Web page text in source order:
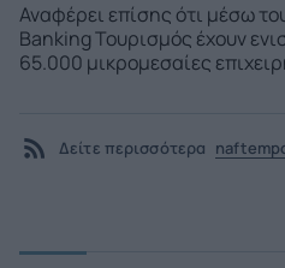
Αναφέρει επίσης ότι μέσω
Banking Τουρισμός έχουν
65.000 μικρομεσαίες
Δείτε περισσότερα